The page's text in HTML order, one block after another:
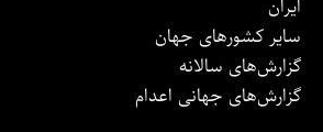
ایران
سایر کشورهای جهان
گزارش‌های سالانه
گزارش‌های جهانی اعدام